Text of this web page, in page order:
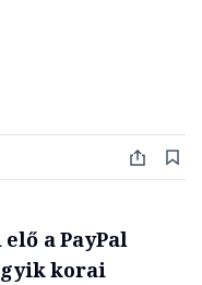
a PayPal
korai